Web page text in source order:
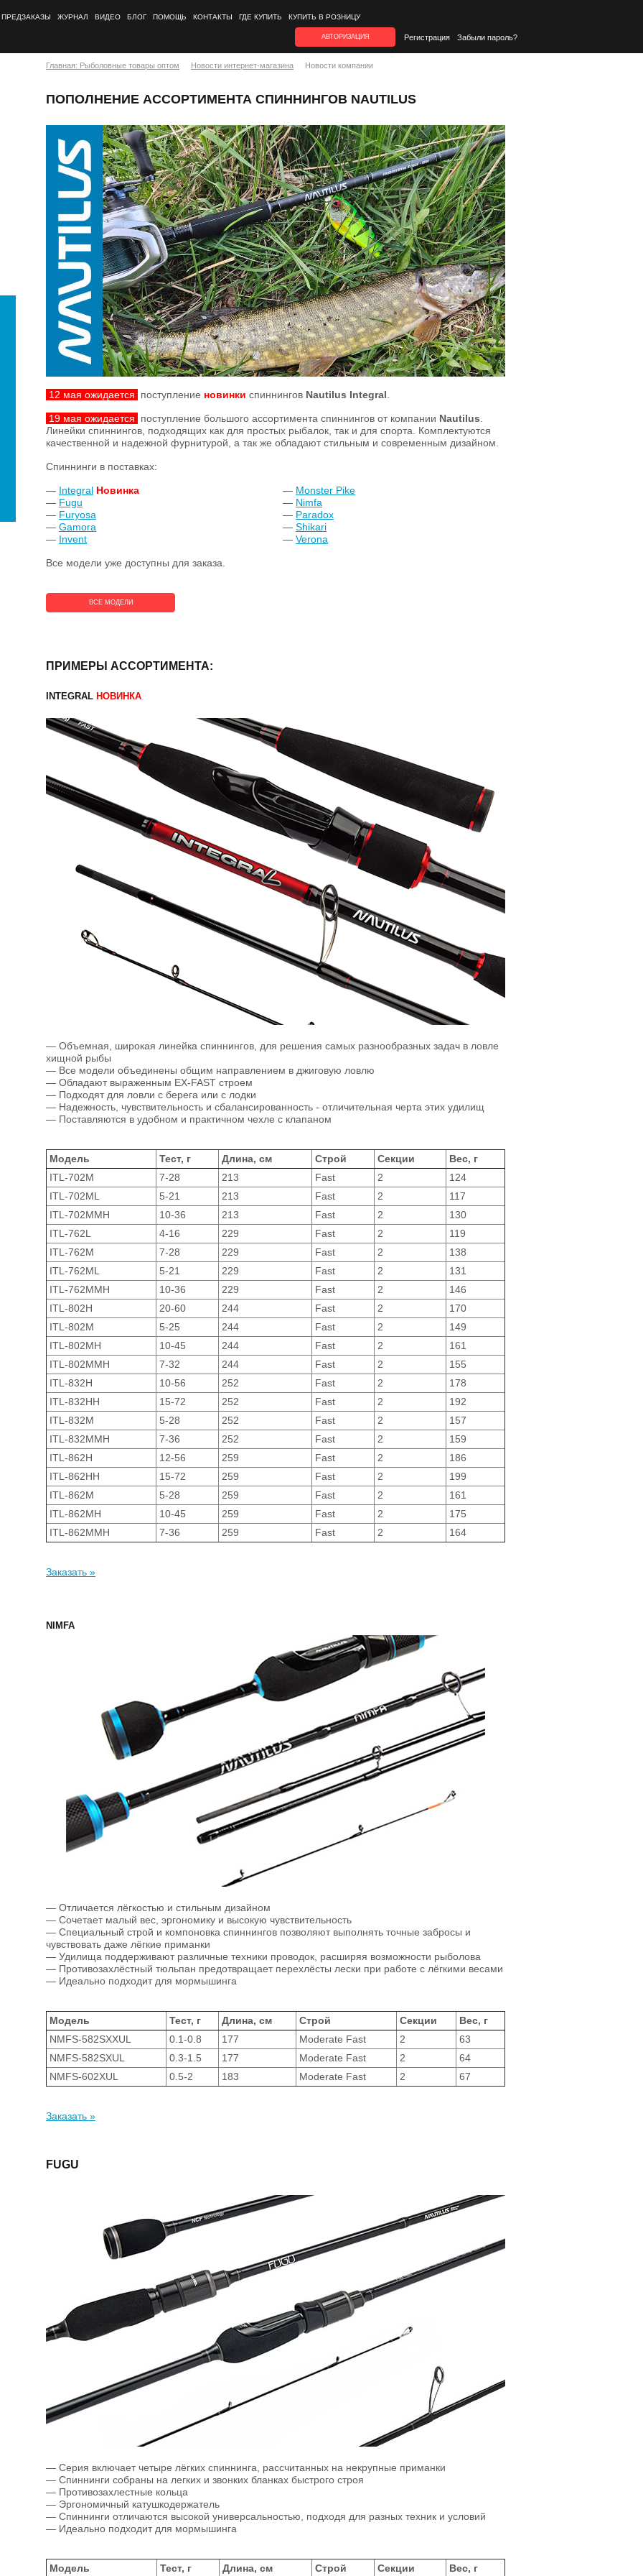
ПРЕДЗАКАЗЫ ЖУРНАЛ ВИДЕО БЛОГ ПОМОЩЬ КОНТАКТЫ ГДЕ КУПИТЬ КУПИТЬ В РОЗНИЦУ
АВТОРИЗАЦИЯ Регистрация Забыли пароль?
Главная: Рыболовные товары оптом Новости интернет-магазина Новости компании
ПОПОЛНЕНИЕ АССОРТИМЕНТА СПИННИНГОВ NAUTILUS
12 мая ожидается поступление новинки спиннингов Nautilus Integral
19 мая ожидается поступление большого ассортимента спиннингов от компании Nautilus
Линейки спиннингов, подходящих как для простых рыбалок, так и для спорта. Комплектуются
качественной и надежной фурнитурой, а так же обладают стильным и современным дизайном.
Спиннинги в поставках:
— Integral Новинка
— Fugu
— Furyosa
— Gamora
— Invent
— Monster Pike
— Nimfa
— Paradox
— Shikari
— Verona
Все модели уже доступны для заказа.
ВСЕ МОДЕЛИ
ПРИМЕРЫ АССОРТИМЕНТА:
INTEGRAL НОВИНКА
— Объемная, широкая линейка спиннингов, для решения самых разнообразных задач в ловле
хищной рыбы
— Все модели объединены общим направлением в джиговую ловлю
— Обладают выраженным EX-FAST строем
— Подходят для ловли с берега или с лодки
— Надежность, чувствительность и сбалансированность - отличительная черта этих удилищ
— Поставляются в удобном и практичном чехле с клапаном
Модель Тест, г Длина, см Строй Секции
Вес, г
ITL-702M
7-28 213 Fast 2
124
ITL-702ML
5-21 213 Fast 2
117
ITL-702MMH
10-36 213 Fast 2
130
ITL-762L
4-16 229 Fast 2
119
ITL-762M
7-28 229 Fast 2
138
ITL-762ML
5-21 229 Fast 2
131
ITL-762MMH
10-36 229 Fast 2
146
ITL-802H
20-60 244 Fast 2
170
ITL-802M
5-25 244 Fast 2
149
ITL-802MH
10-45 244 Fast 2
161
ITL-802MMH
7-32 244 Fast 2
155
ITL-832H
10-56 252 Fast 2
178
ITL-832HH
15-72 252 Fast 2
192
ITL-832M
5-28 252 Fast 2
157
ITL-832MMH
7-36 252 Fast 2
159
ITL-862H
12-56 259 Fast 2
186
ITL-862HH
15-72 259 Fast 2
199
ITL-862M
5-28 259 Fast 2
161
ITL-862MH
10-45 259 Fast 2
175
ITL-862MMH
7-36 259 Fast 2 164
Заказать »
NIMFA
— Отличается лёгкостью и стильным дизайном
— Сочетает малый вес, эргономику и высокую чувствительность
— Специальный строй и компоновка спиннингов позволяют выполнять точные забросы и
чувствовать даже лёгкие приманки
— Удилища поддерживают различные техники проводок, расширяя возможности рыболова
— Противозахлёстный тюльпан предотвращает перехлёсты лески при работе с лёгкими весами
— Идеально подходит для мормышинга
Модель Тест, г Длина, см Строй Секции
Вес, г
NMFS-582SXXUL
0.1-0.8 177 Moderate Fast 2
63
NMFS-582SXUL
0.3-1.5 177 Moderate Fast 2
64
NMFS-602XUL
0.5-2 183 Moderate Fast 2 67
Заказать »
FUGU
— Серия включает четыре лёгких спиннинга, рассчитанных на некрупные приманки
— Спиннинги собраны на легких и звонких бланках быстрого строя
— Противозахлестные кольца
— Эргономичный катушкодержатель
— Спиннинги отличаются высокой универсальностью, подходя для разных техник и условий
— Идеально подходит для мормышинга
Модель Тест, г Длина, см Строй Секции Вес, г